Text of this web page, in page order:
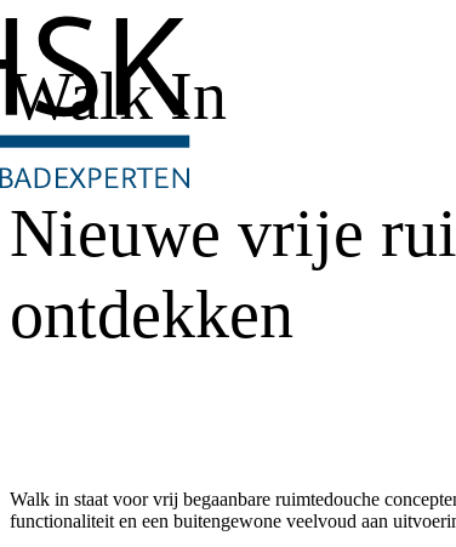
Walk In
Nieuwe vrije
ontdekken
Walk in staat voor vrij begaanbare ruimtedouche
functionaliteit en een buitengewone veelvoud aan